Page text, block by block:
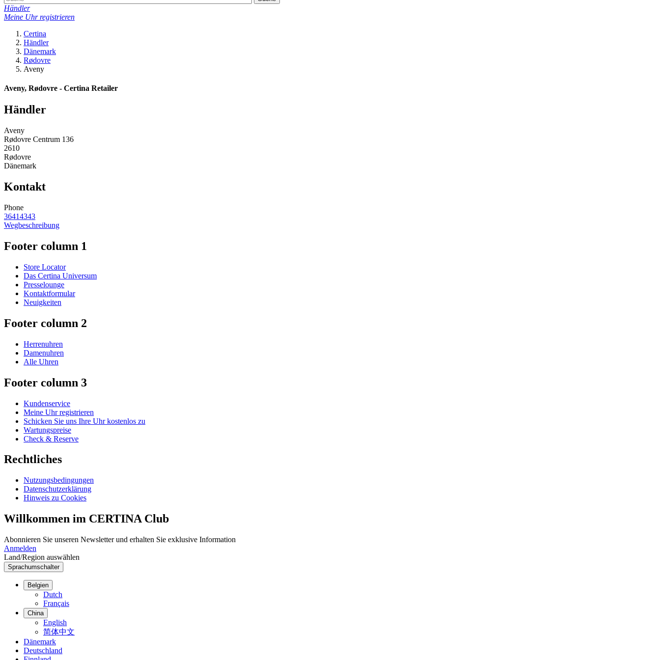
Händler
Meine Uhr registrieren
Certina
Händler
Dänemark
Rødovre
Aveny
Aveny, Rødovre - Certina Retailer
Händler
Aveny
Rødovre Centrum 136
2610
Rødovre
Dänemark
Kontakt
Phone
36414343
Wegbeschreibung
Footer column 1
Store Locator
Das Certina Universum
Presselounge
Kontaktformular
Neuigkeiten
Footer column 2
Herrenuhren
Damenuhren
Alle Uhren
Footer column 3
Kundenservice
Meine Uhr registrieren
Schicken Sie uns Ihre Uhr kostenlos zu
Wartungspreise
Check & Reserve
Rechtliches
Nutzungsbedingungen
Datenschutzerklärung
Hinweis zu Cookies
Willkommen im CERTINA Club
Abonnieren Sie unseren Newsletter und erhalten Sie exklusive Information
Anmelden
Land/Region auswählen
Sprachumschalter
Belgien
Dutch
Français
China
English
简体中文
Dänemark
Deutschland